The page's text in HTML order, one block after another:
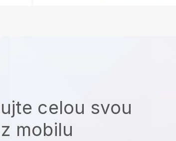
celou svou
mobilu